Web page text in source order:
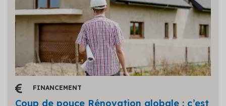
FINANCEMENT
Coup de pouce Rénovation globale : c’est